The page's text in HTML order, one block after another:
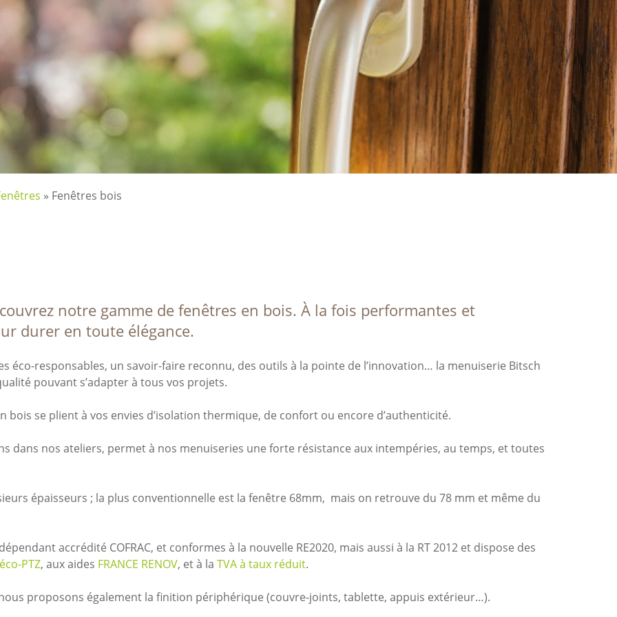
» Fenêtres bois
notre gamme de fenêtres en bois. À la fois performantes et
durer en toute élégance.
éco-responsables, un savoir-faire reconnu, des outils à la pointe de l’innovation… la menuiserie Bitsch
pouvant s’adapter à tous vos projets.
se plient à vos envies d’isolation thermique, de confort ou encore d’authenticité.
dans nos ateliers, permet à nos menuiseries une forte résistance aux intempéries, au temps, et toutes
épaisseurs ; la plus conventionnelle est la fenêtre 68mm, mais on retrouve du 78 mm et même du
accrédité COFRAC, et conformes à la nouvelle RE2020, mais aussi à la RT 2012 et dispose des
éco-PTZ, aux aides FRANCE RENOV, et à laTVA à taux réduit.
proposons également la finition périphérique (couvre-joints, tablette, appuis extérieur…).